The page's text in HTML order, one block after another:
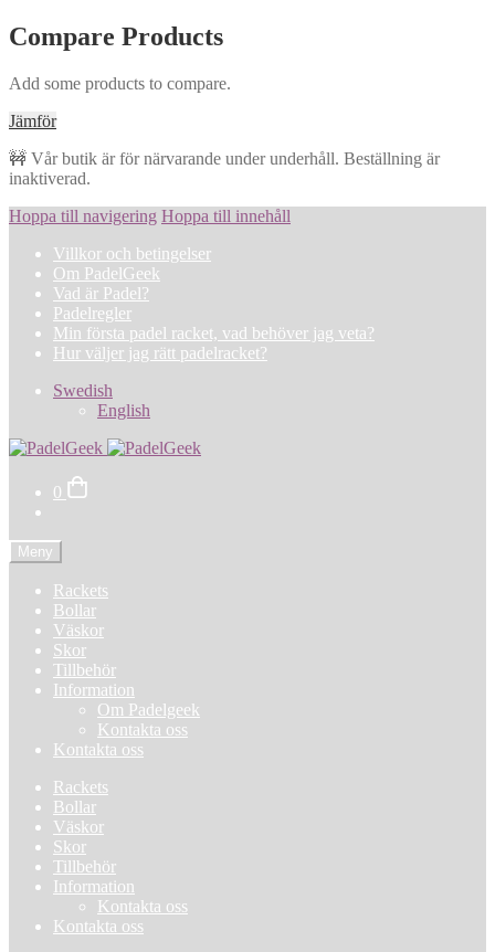
Compare Products
Add some products to compare.
Jämför
🚧 Vår butik är för närvarande under underhåll. Beställning är
inaktiverad.
Hoppa till navigering Hoppa till innehåll
Villkor och betingelser
Om PadelGeek
Vad är Padel?
Padelregler
Min första padel racket, vad behöver jag veta?
Hur väljer jag rätt padelracket?
Swedish
English
0
Meny
Rackets
Bollar
Väskor
Skor
Tillbehör
Information
Om Padelgeek
Kontakta oss
Kontakta oss
Rackets
Bollar
Väskor
Skor
Tillbehör
Information
Kontakta oss
Kontakta oss